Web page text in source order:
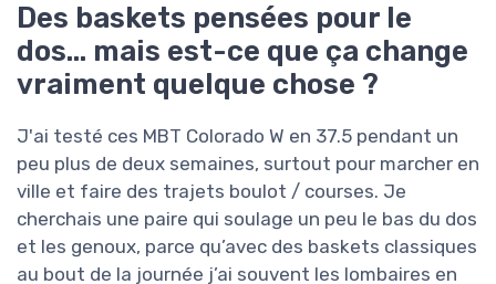
Des baskets pensées pour le
dos… mais est-ce que ça change
vraiment quelque chose ?
J'ai testé ces MBT Colorado W en 37.5 pendant un
peu plus de deux semaines, surtout pour marcher en
ville et faire des trajets boulot / courses. Je
cherchais une paire qui soulage un peu le bas du dos
et les genoux, parce qu’avec des baskets classiques
au bout de la journée j’ai souvent les lombaires en